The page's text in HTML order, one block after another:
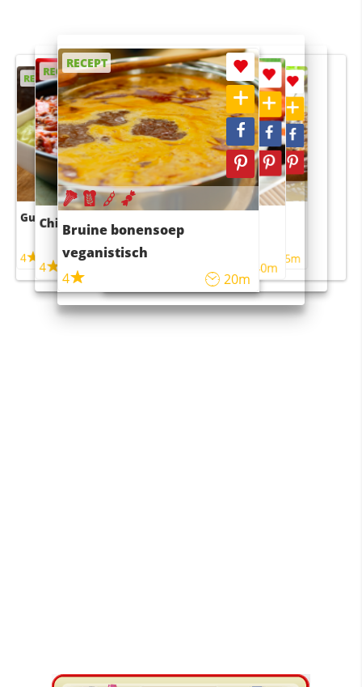
RECEPT
Guacamole
4
RECEPT
Chili con carne
4
RECEPT
Bruine bonensoep
veganistisch
4
20m
RECEPT
Sushi rijstsalade
maaltijdsalade
40m
RECEPT
4 55m